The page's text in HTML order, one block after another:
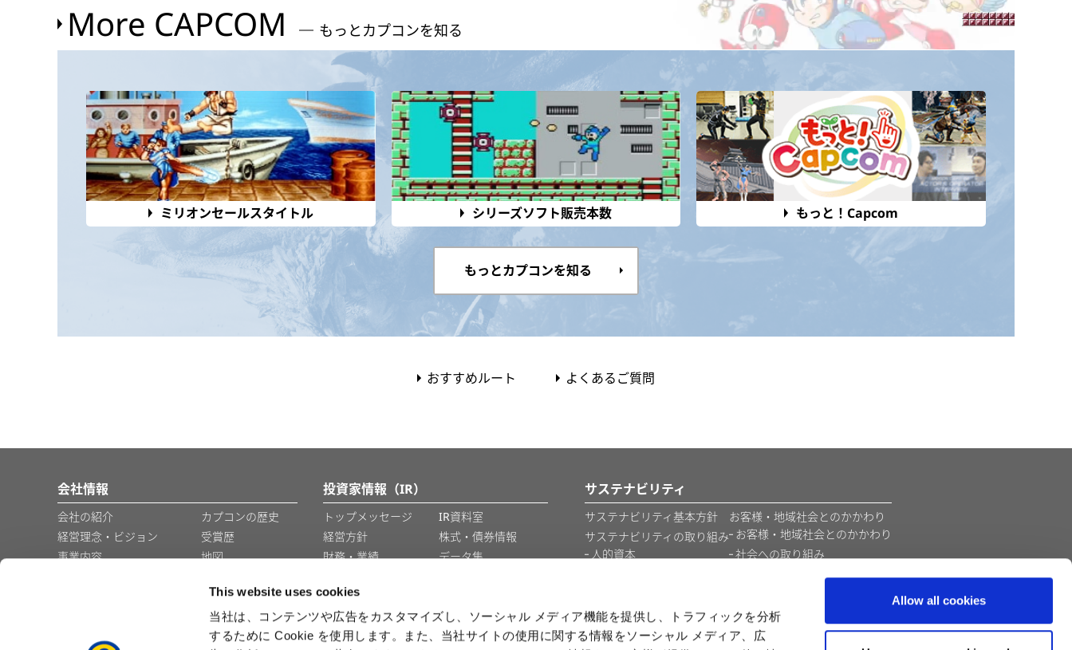
This website uses cookies
当社は、コンテンツや広告をカスタマイズし、ソーシャル メディア機能を提供し、トラフィックを分析
するために Cookie を使用します。また、当社サイトの使用に関する情報をソーシャル メディア、広
Allow all cookies
More CAPCOM もっとカプコンを知る
ミリオンセールスタイトル シリーズソフト販売本数 もっと！Capcom
もっとカプコンを知る
おすすめルート よくあるご質問
会社情報
会社の紹介
経営理念・ビジョン
事業内容
カプコンの歴史
受賞歴
地図
業所
企業広告
投資家情報（IR）
トップメッセージ
経営方針
財務・業績
IR資料室
株式・債券情報
データ集
サステナビリティ
サステナビリティ基本方針​
サステナビリティの取り組み
人的資本
お客様・地域社会とのかかわり
お客様・地域社会とのかかわり
社会への取り組み
カプコンの教育支援活動